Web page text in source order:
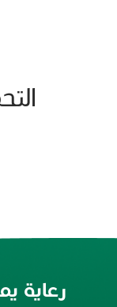
رعاية